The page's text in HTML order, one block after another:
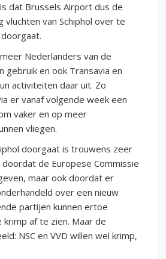
dat Brussels Airport dus de
van Schiphol over te
Nederlanders van de
gebruik en ook Transavia en
activiteiten daar uit. Zo
er vanaf volgende week een
vaker en op meer
vliegen.
doorgaat is trouwens zeer
de Europese Commissie
maar ook doordat er
over een nieuw
partijen kunnen ertoe
af te zien. Maar de
NSC en VVD willen wel krimp,